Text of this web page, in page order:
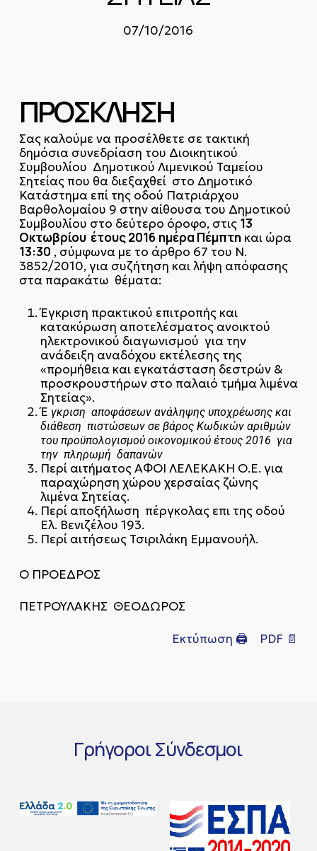
07/10/2016
ΠΡΟΣΚΛΗΣΗ
Σας καλούμε να προσέλθετε σε τακτική
δημόσια συνεδρίαση του Διοικητικού
Συμβουλίου Δημοτικού Λιμενικού Ταμείου
Σητείας που θα διεξαχθεί στο Δημοτικό
Κατάστημα επί της οδού Πατριάρχου
Βαρθολομαίου 9 στην αίθουσα του Δημοτικού
Συμβουλίου στο δεύτερο όροφο, στις 13
Οκτωβρίου έτους 2016 ημέρα Πέμπτηκαι ώρα
13:30 , σύμφωνα με το άρθρο 67 του Ν.
3852/2010, για συζήτηση και λήψη απόφασης
στα παρακάτω θέματα:
Έγκριση πρακτικού επιτροπής και
κατακύρωση αποτελέσματος ανοικτού
ηλεκτρονικού διαγωνισμού για την
ανάδειξη αναδόχου εκτέλεσης της
«προμήθεια και εγκατάσταση δεστρών &
προσκρουστήρων στο παλαιό τμήμα λιμένα
Σητείας».
Έ γκριση αποφάσεων ανάληψης υποχρέωσης και
διάθεση πιστώσεων σε βάρος Κωδικών αριθμών
του προϋπολογισμού οικονομικού έτους 2016 για
την πληρωμή δαπανών
Περί αιτήματος ΑΦΟΙ ΛΕΛΕΚΑΚΗ Ο.Ε. για
παραχώρηση χώρου χερσαίας ζώνης
λιμένα Σητείας.
Περί αποξήλωση πέργκολας επι της οδού
Ελ. Βενιζέλου 193.
Περί αιτήσεως Τσιριλάκη Εμμανουήλ.
Ο ΠΡΟΕΔΡΟΣ
ΠΕΤΡΟΥΛΑΚΗΣ ΘΕΟΔΩΡΟΣ
Εκτύπωση 🖨 PDF 📄
ΓρήγοροιΣύνδεσμοι